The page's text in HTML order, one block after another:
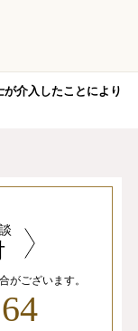
が介入したことにより
がございます。